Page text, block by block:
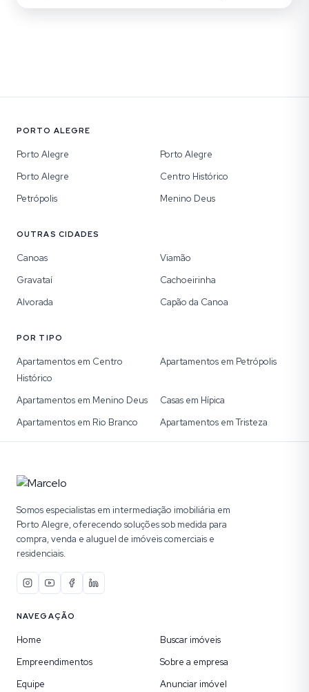
PORTO ALEGRE
Porto Alegre
Porto Alegre
Porto Alegre
Centro Histórico
Petrópolis
Menino Deus
OUTRAS CIDADES
Canoas
Viamão
Gravataí
Cachoeirinha
Alvorada
Capão da Canoa
POR TIPO
Apartamentos em Centro
Histórico
Apartamentos em Petrópolis
Apartamentos em Menino Deus
Casas em Hípica
Apartamentos em Rio Branco
Apartamentos em Tristeza
Somos especialistas em intermediação imobiliária em
Porto Alegre, oferecendo soluções sob medida para
compra, venda e aluguel de imóveis comerciais e
residenciais.
NAVEGAÇÃO
Home
Buscar imóveis
Empreendimentos
Sobre a empresa
Equipe
Anunciar imóvel